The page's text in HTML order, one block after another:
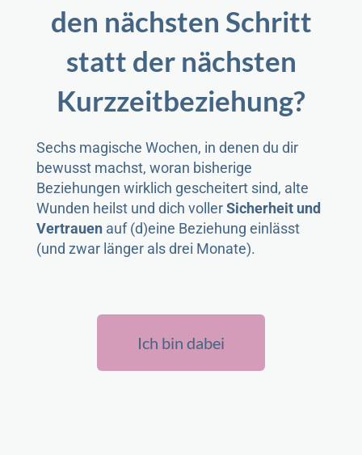
den nächsten Schritt
statt der nächsten
Kurzzeitbeziehung?
Sechs magische Wochen, in denen du dir
bewusst machst, woran bisherige
Beziehungen wirklich gescheitert sind, alte
Wunden heilst und dich vollerSicherheit und
Vertrauen auf (d)eine Beziehung einlässt
(und zwar länger als drei Monate).
Ich bin dabei